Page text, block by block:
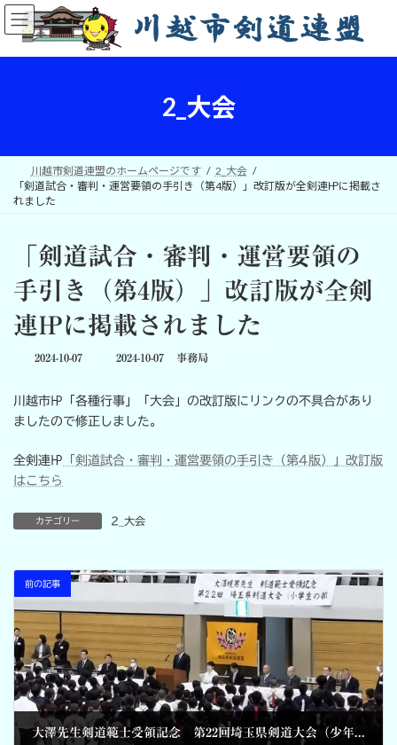
コ
ン
ン
ナ
ビ
ー
2_大会
川越市剣道連盟のホームページです
2_大会
「剣道試合・審判・運営要領の手引き（第4版）」改訂版が全剣連㏋に掲載さ
れました
「剣道試合・審判・運営要領の
手引き（第4版）」改訂版が全剣
連㏋に掲載されました
2024-10-07
最
新
日
2024-10-07 事務局
川越市㏋「各種行事」「大会」の改訂版にリンクの不具合があり
ましたので修正しました。
全剣連㏋ 「剣道試合・審判・運営要領の手引き（第4版）」改訂版
はこちら
カテゴリー 2_大会
前の記事
大澤先生剣道範士受領記念 第22回埼玉県剣道大会（少年の部）結果